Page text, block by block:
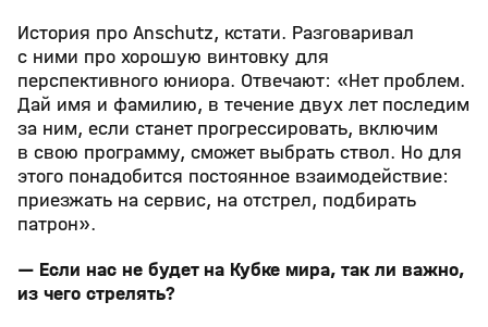
История про Anschutz, кстати. Разговаривал
с ними про хорошую винтовку для
перспективного юниора. Отвечают: «Нет проблем.
Дай имя и фамилию, в течение двух лет последим
за ним, если станет прогрессировать, включим
в свою программу, сможет выбрать ствол. Но для
этого понадобится постоянное взаимодействие:
приезжать на сервис, на отстрел, подбирать
патрон».
— Если нас не будет на Кубке мира, так ли важно,
из чего стрелять?